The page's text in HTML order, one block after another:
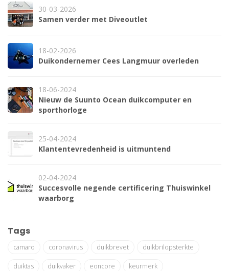
30-03-2026
Samen verder met Diveoutlet
18-02-2026
Duikondernemer Cees Langmuur overleden
18-06-2024
Nieuw de Suunto Ocean duikcomputer en
sporthorloge
25-04-2024
Klantentevredenheid is uitmuntend
02-04-2024
Succesvolle negende certificering Thuiswinkel
waarborg
Tags
camaro coronavirus duikbrevet duikbrilopsterkte
duiktas duikvaker eoncore keurmerk